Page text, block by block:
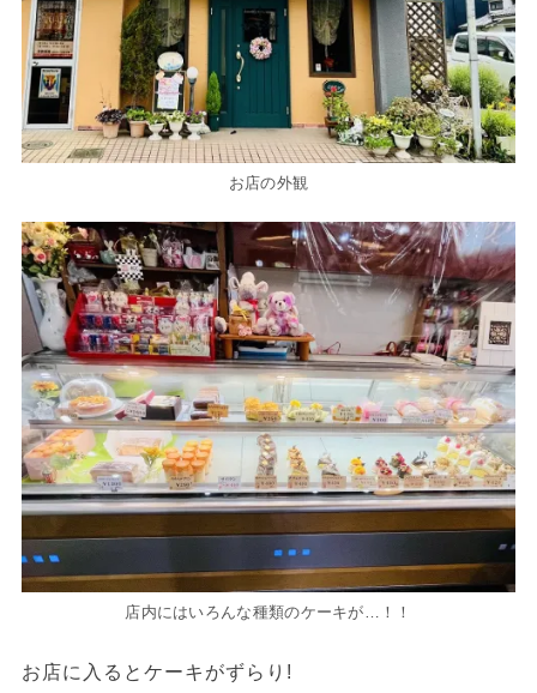
お店の外観
店内にはいろんな種類のケーキが…！！
お店に入るとケーキがずらり!